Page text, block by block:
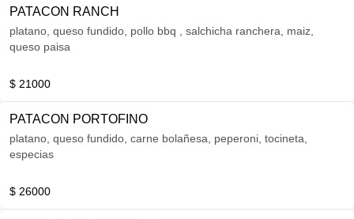
PATACON RANCH
platano, queso fundido, pollo bbq , salchicha ranchera, maiz,
queso paisa
$ 21000
PATACON PORTOFINO
platano, queso fundido, carne bolañesa, peperoni, tocineta,
especias
$ 26000